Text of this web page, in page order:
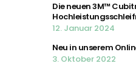
Die neuen 3M™
12. Januar 2024
Neu in unserem
3. Oktober 2022